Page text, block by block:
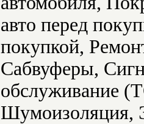
авто перед
покупкой,
Сабвуферы,
обслуживание
Шумоизоляция,